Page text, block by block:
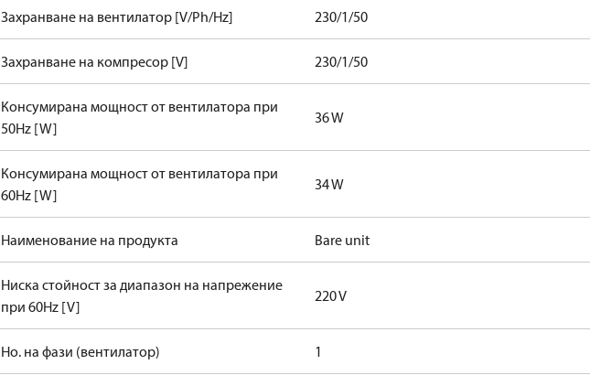
Захранване на вентилатор [V/Ph/Hz] 230/1/50
Захранване на компресор [V] 230/1/50
Консумирана мощност от вентилатора при
50Hz [W]
36 W
Консумирана мощност от вентилатора при
60Hz [W]
34 W
Наименование на продукта Bare unit
Ниска стойност за диапазон на напрежение
при 60Hz [V]
220 V
Но. на фази (вентилатор) 1